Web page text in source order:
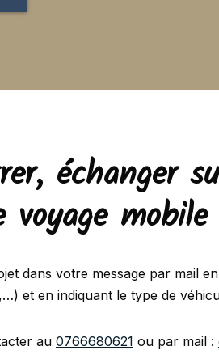
échanger
mobile
dans votre message par mail
et en indiquant le type de
au 0766680621 ou par mail :